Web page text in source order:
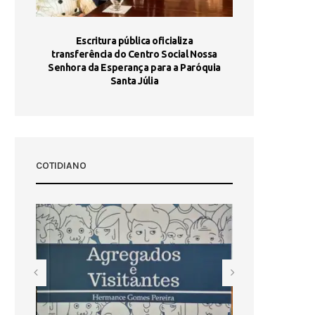
Escritura pública oficializa
transferência do Centro Social Nossa
Senhora da Esperança para a Paróquia
Santa Júlia
COTIDIANO